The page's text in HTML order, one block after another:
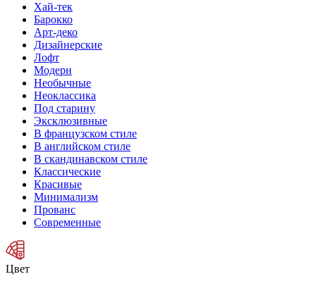
Хай-тек
Барокко
Арт-деко
Дизайнерские
Лофт
Модерн
Необычные
Неоклассика
Под старину
Эксклюзивные
В французском стиле
В английском стиле
В скандинавском стиле
Классические
Красивые
Минимализм
Прованс
Современные
Цвет